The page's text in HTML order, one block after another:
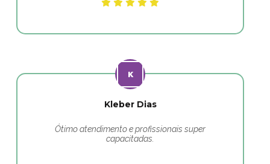
Kleber Dias
Ótimo atendimento e profissionais super
capacitadas.